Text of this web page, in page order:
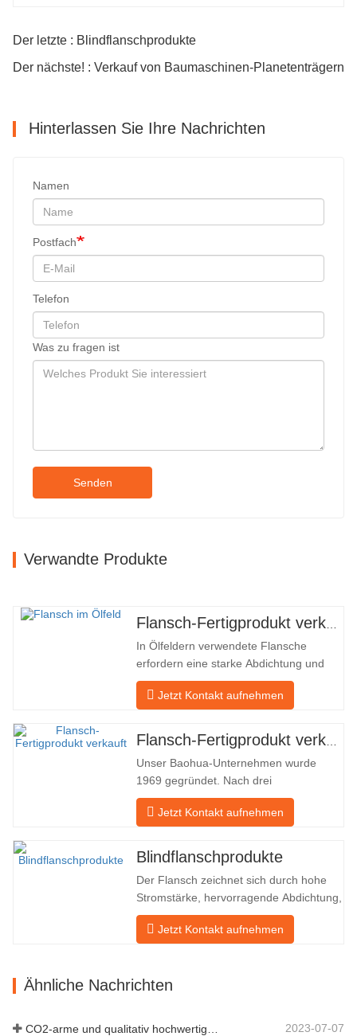
Der letzte : Blindflanschprodukte
Der nächste! : Verkauf von Baumaschinen-Planetenträgern
Hinterlassen Sie Ihre Nachrichten
Namen
Postfach
Telefon
Was zu fragen ist
Senden
Verwandte Produkte
In Ölfeldern verwendete Flansche
erfordern eine starke Abdichtung und
hohe Qualität. Unser Unternehmen in
Baohua verarbeitet seit vielen Jahren
indirekt ins Ausland – nach Deutschland
und Russland. Da die inländische
Industrie nicht ideal ist, möchten wir…
Jetzt Kontakt aufnehmen
Unser Baohua-Unternehmen wurde
1969 gegründet. Nach drei
Generationen harter Arbeit umfasst es
nun eine Fläche von 50.000 ㎡ und
25.000 ㎡. Es gibt 260 Mitarbeiter und
46 Ingenieure. Die jährliche Produktion
von Schmiedestücken beträgt 30.000
Tonnen. Hauptsächlich…
Jetzt Kontakt aufnehmen
Blindflanschprodukte
Der Flansch zeichnet sich durch hohe
Stromstärke, hervorragende Abdichtung,
praktische Wartung, robuste
Anpassungsfähigkeit und
Faktor im Rohrleitungssystem macht.
Jetzt Kontakt aufnehmen
Ähnliche Nachrichten
2023-07-07